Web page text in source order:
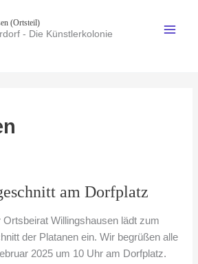
(Ortsteil)
- Die Künstlerkolonie
am Dorfplatz
Ortsbeirat Willingshausen lädt zum
der Platanen ein. Wir begrüßen alle
2025 um 10 Uhr am Dorfplatz.